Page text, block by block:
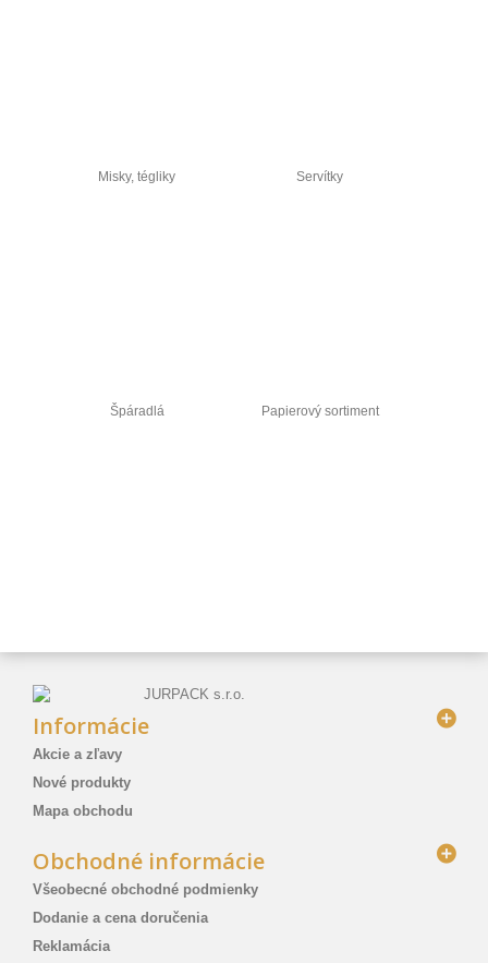
Misky, tégliky Servítky
Špáradlá Papierový sortiment
Informácie
Akcie a zľavy
Nové produkty
Mapa obchodu
Obchodné informácie
Všeobecné obchodné podmienky
Dodanie a cena doručenia
Reklamácia